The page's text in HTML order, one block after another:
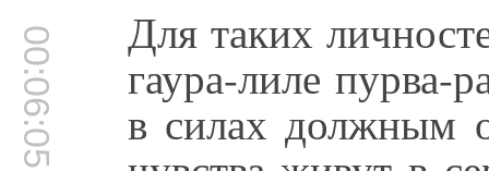
00:06:05 Для таких
гаура-лиле пурва-
в силах должным